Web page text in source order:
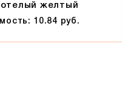
желтый
10.84 руб.